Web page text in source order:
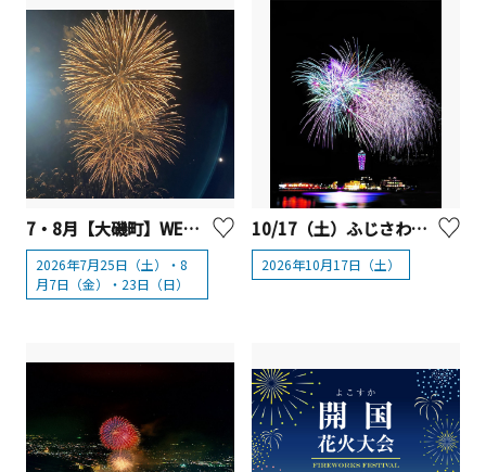
7・8月【大磯町】WEEKLY打ち上げ花火in大磯
2026年7月25日（土）・8
月7日（金）・23日（日）
10/17（土）ふじさわ江の島花火大会
2026年10月17日（土）